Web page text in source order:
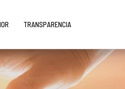
TRANSPARENCIA